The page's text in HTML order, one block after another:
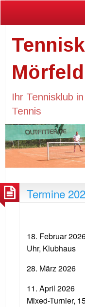
Ihr Tennisklub
Tennis
Termine
18. Februar
Uhr, Klubhaus
28. März 2026
11. April 2026
Mixed-Turnier,